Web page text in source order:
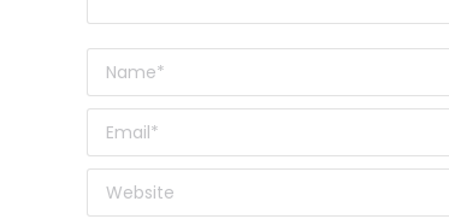
Name *
Email *
Website